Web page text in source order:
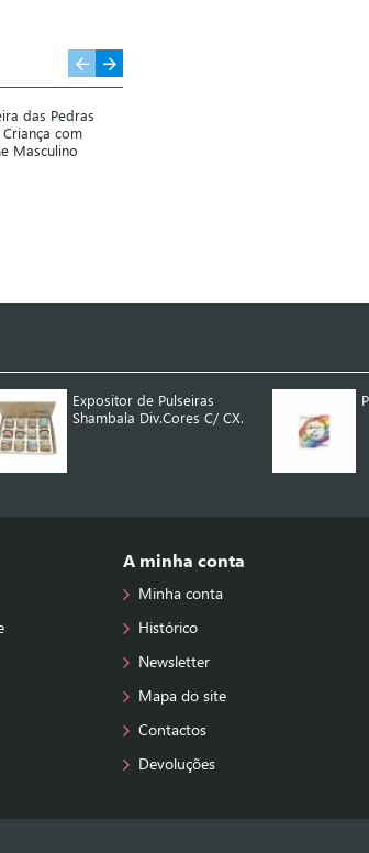
das Pedras
com
Masculino
Expositor de Pulseiras
Shambala Div.Cores C/ CX.
A minha conta
Minha conta
Histórico
Newsletter
Mapa do site
Contactos
Devoluções